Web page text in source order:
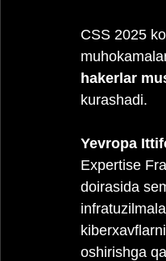
CSS 2025
hakerlar
kurashadi.
Yevropa
Expertise
doirasida
oshirishga